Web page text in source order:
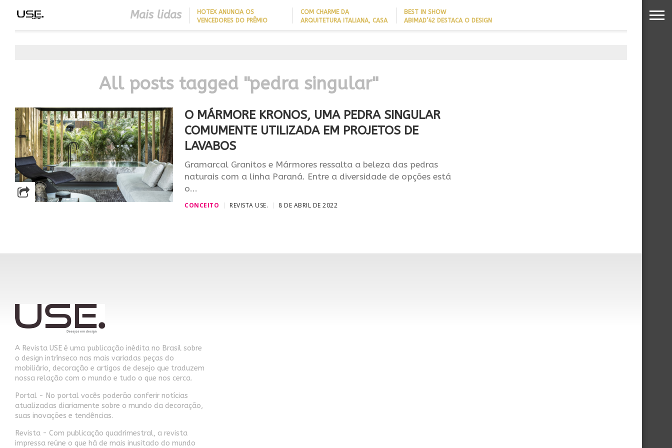
Mais lidas
HOTEX ANUNCIA OS
VENCEDORES DO PRÊMIO
COM CHARME DA
ARQUITETURA ITALIANA, CASA
BEST IN SHOW
ABIMAD’42 DESTACA O DESIGN
All posts tagged "pedra singular"
O MÁRMORE KRONOS, UMA PEDRA SINGULAR
COMUMENTE UTILIZADA EM PROJETOS DE
LAVABOS
Gramarcal Granitos e Mármores ressalta a beleza das pedras
naturais com a linha Paraná. Entre a diversidade de opções está
o...
CONCEITO REVISTA USE. 8 DE ABRIL DE 2022
A Revista USE é uma publicação inédita no Brasil sobre
o design intrínseco nas mais variadas peças do
mobiliário, decoração e artigos de desejo que traduzem
nossa relação com o mundo e tudo o que nos cerca.
Portal - No portal vocês poderão conferir notícias
atualizadas diariamente sobre o mundo da decoração,
suas inovações e tendências.
Revista - Com publicação quadrimestral, a revista
impressa reúne o que há de mais inusitado do mundo